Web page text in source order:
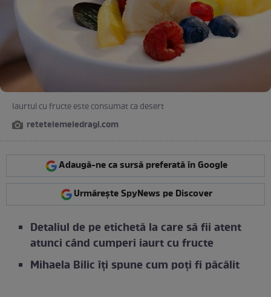
Iaurtul cu fructe este consumat ca desert
retetelemeledragi.com
Adaugă-ne ca sursă preferată în Google
Urmărește SpyNews pe Discover
Detaliul de pe etichetă la care să fii atent
atunci când cumperi iaurt cu fructe
Mihaela Bilic îți spune cum poţi fi păcălit